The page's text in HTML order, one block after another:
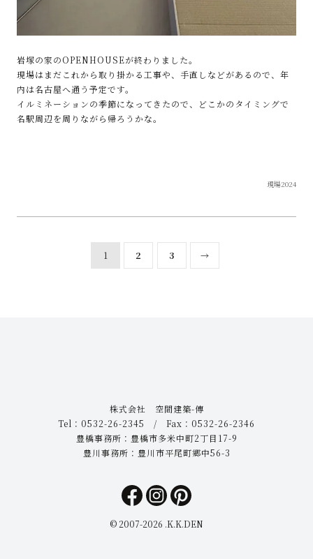
岩塚の家のOPENHOUSEが終わりました。
現場はまだこれから取り掛かる工事や、手直しなどがあるので、年
内は名古屋へ通う予定です。
イルミネーションの季節になってきたので、どこかのタイミングで
名駅周辺を周りながら帰ろうかな。
現場2024
1 2 3 →
株式会社 空間建築-傳
Tel：0532-26-2345 / Fax：0532-26-2346
豊橋事務所：豊橋市多米中町2丁目17-9
豊川事務所：豊川市平尾町郷中56-3
© 2007-2026 .K.K.DEN